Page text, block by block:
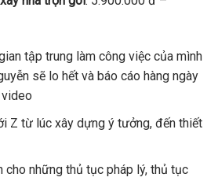
tập trung làm công việc của mình
sẽ lo hết và báo cáo hàng ngày
video
Z từ lúc xây dựng ý tưởng, đến thiết
cho những thủ tục pháp lý, thủ tục